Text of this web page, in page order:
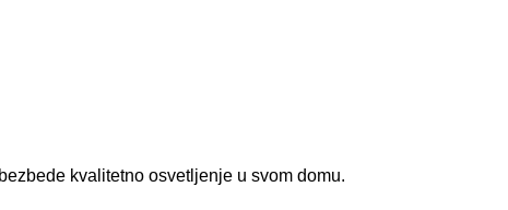
kvalitetno osvetljenje u svom domu.